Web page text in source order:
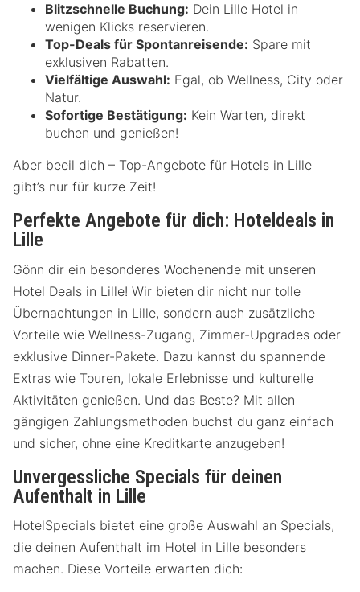
Blitzschnelle Buchung: Dein Lille Hotel in
wenigen Klicks reservieren.
Top-Deals für Spontanreisende: Spare mit
exklusiven Rabatten.
Vielfältige Auswahl: Egal, ob Wellness, City oder
Natur.
Sofortige Bestätigung: Kein Warten, direkt
buchen und genießen!
Aber beeil dich – Top-Angebote für Hotels in Lille
gibt’s nur für kurze Zeit!
Perfekte Angebote für dich: Hoteldeals in
Lille
Gönn dir ein besonderes Wochenende mit unseren
Hotel Deals in Lille! Wir bieten dir nicht nur tolle
Übernachtungen in Lille, sondern auch zusätzliche
Vorteile wie Wellness-Zugang, Zimmer-Upgrades oder
exklusive Dinner-Pakete. Dazu kannst du spannende
Extras wie Touren, lokale Erlebnisse und kulturelle
Aktivitäten genießen. Und das Beste? Mit allen
gängigen Zahlungsmethoden buchst du ganz einfach
und sicher, ohne eine Kreditkarte anzugeben!
Unvergessliche Specials für deinen
Aufenthalt in Lille
HotelSpecials bietet eine große Auswahl an Specials,
die deinen Aufenthalt im Hotel in Lille besonders
machen. Diese Vorteile erwarten dich: